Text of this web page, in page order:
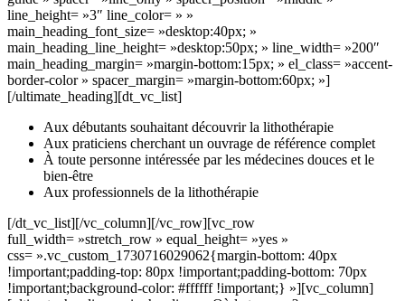
line_height= »3″ line_color= » »
main_heading_font_size= »desktop:40px; »
main_heading_line_height= »desktop:50px; » line_width= »200″
main_heading_margin= »margin-bottom:15px; » el_class= »accent-
border-color » spacer_margin= »margin-bottom:60px; »]
[/ultimate_heading][dt_vc_list]
Aux débutants souhaitant découvrir la lithothérapie
Aux praticiens cherchant un ouvrage de référence complet
À toute personne intéressée par les médecines douces et le
bien-être
Aux professionnels de la lithothérapie
[/dt_vc_list][/vc_column][/vc_row][vc_row
full_width= »stretch_row » equal_height= »yes »
css= ».vc_custom_1730716029062{margin-bottom: 40px
!important;padding-top: 80px !important;padding-bottom: 70px
!important;background-color: #ffffff !important;} »][vc_column]